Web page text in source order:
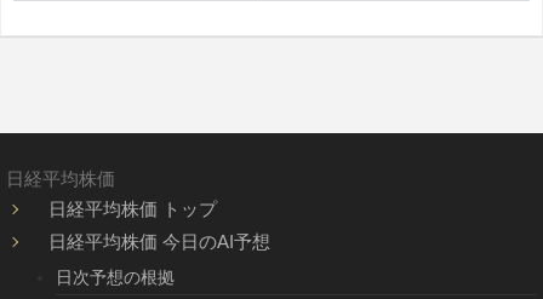
日経平均株価
日経平均株価 トップ
日経平均株価 今日のAI予想
日次予想の根拠